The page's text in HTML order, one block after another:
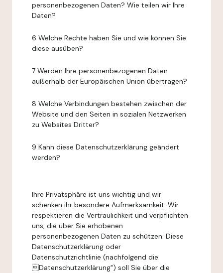
personenbezogenen Daten? Wie teilen wir Ihre
Daten?
6 Welche Rechte haben Sie und wie können Sie
diese ausüben?
7 Werden Ihre personenbezogenen Daten
außerhalb der Europäischen Union übertragen?
8 Welche Verbindungen bestehen zwischen der
Website und den Seiten in sozialen Netzwerken
zu Websites Dritter?
9 Kann diese Datenschutzerklärung geändert
werden?
Ihre Privatsphäre ist uns wichtig und wir
schenken ihr besondere Aufmerksamkeit. Wir
respektieren die Vertraulichkeit und verpflichten
uns, die über Sie erhobenen
personenbezogenen Daten zu schützen. Diese
Datenschutzerklärung oder
Datenschutzrichtlinie (nachfolgend die
Datenschutzerklärung") soll Sie über die